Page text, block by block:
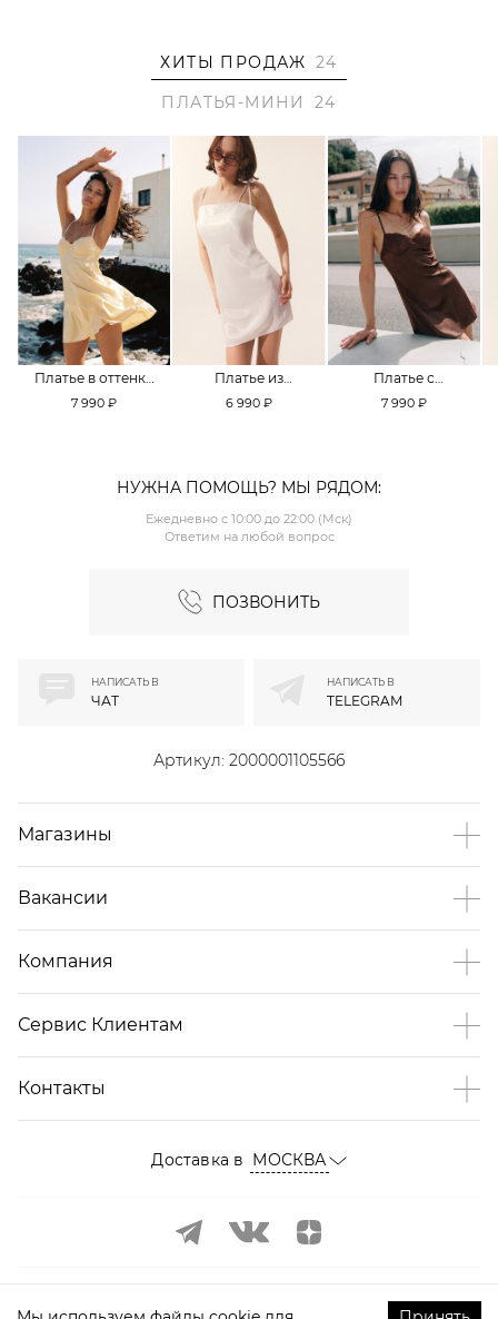
ХИТЫ ПРОДАЖ 24
ПЛАТЬЯ-МИНИ
24
Платье в оттенке
Pale Banana
7 990 ₽
Платье из
смесовой вискозы
6 990 ₽
Платье с
кружевной
7 990 ₽
НУЖНА ПОМОЩЬ? МЫ РЯДОМ:
ПОЗВОНИТЬ
Ежедневно с 10:00 до 22:00 (Мск)
Ответим на любой вопрос
Артикул: 2000001105566
НАПИСАТЬ В
ЧАТ
НАПИСАТЬ В
TELEGRAM
Магазины
Вакансии
Компания
Сервис Клиентам
Контакты
Доставка в МОСКВА